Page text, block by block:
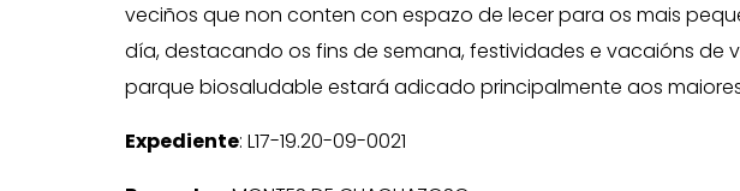
veciños que non conten con espazo de lecer para os mais
día, destacando os fins de semana, festividades e vacaións
parque biosaludable estará adicado principalmente aos
Expediente: L17-19.20-09-0021